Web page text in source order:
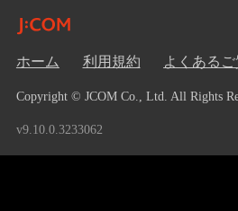
ホーム 利用規約 よくあるご
Copyright © JCOM Co., Ltd. All Rights
v9.10.0.3233062